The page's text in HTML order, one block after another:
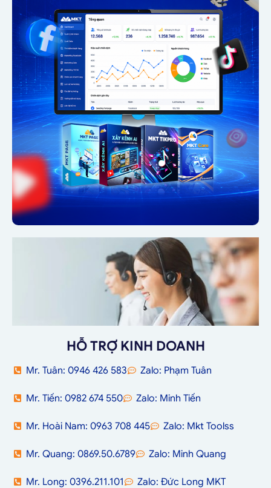
HỖ TRỢ KINH DOANH
Mr. Tuân: 0946 426 583 Zalo: Phạm Tuân
Mr. Tiến: 0982 674 550 Zalo: Minh Tiến
Mr. Hoài Nam: 0963 708 445 Zalo: Mkt Toolss
Mr. Quang: 0869.50.6789 Zalo: Minh Quang
Mr. Long: 0396.211.101 Zalo: Đức Long MKT